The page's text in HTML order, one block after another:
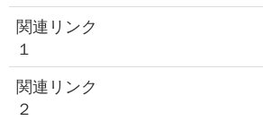
関連リンク
１
関連リンク
２